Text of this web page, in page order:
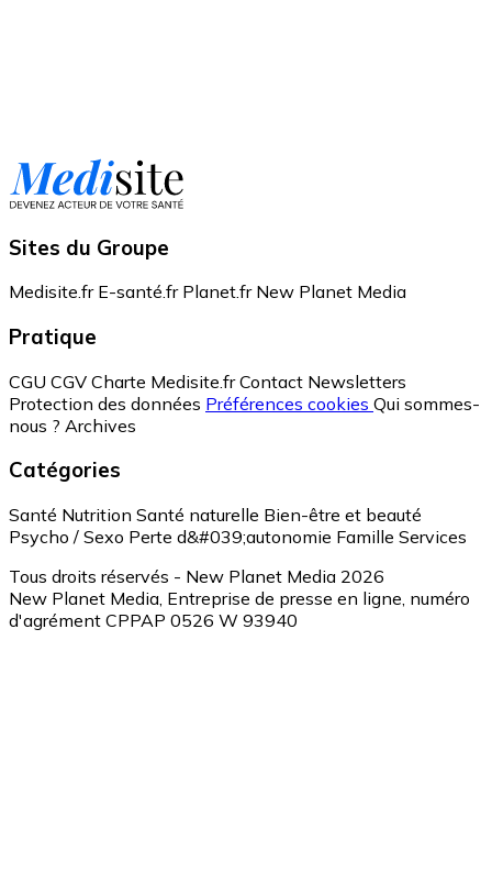
Sites du Groupe
Medisite.fr E-santé.fr Planet.fr New Planet Media
Pratique
CGU CGV Charte Medisite.fr Contact Newsletters
Protection des données Préférences cookies Qui sommes-
nous ? Archives
Catégories
Santé Nutrition Santé naturelle Bien-être et beauté
Psycho / Sexo Perte d&#039;autonomie Famille Services
Tous droits réservés - New Planet Media 2026
New Planet Media, Entreprise de presse en ligne, numéro
d'agrément CPPAP 0526 W 93940